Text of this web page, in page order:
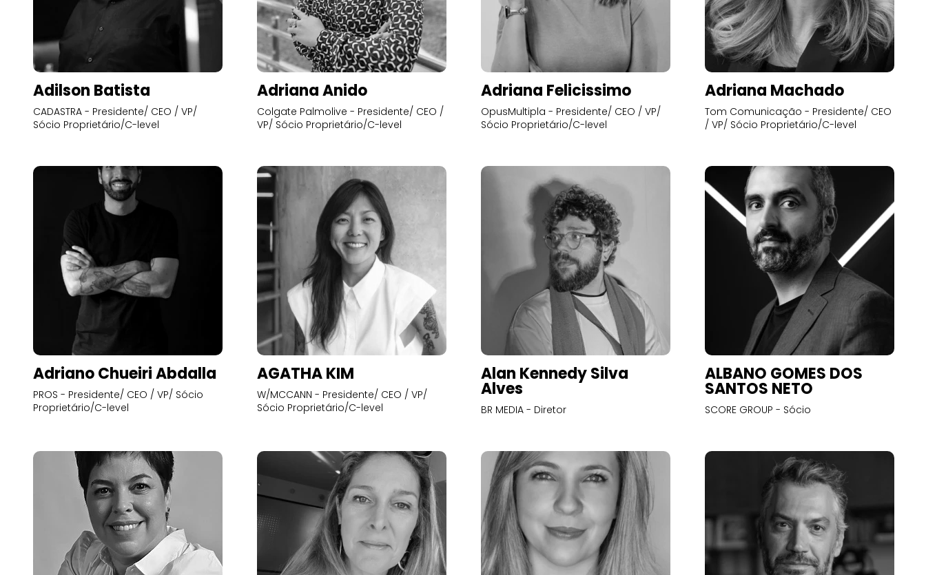
Adilson Batista
CADASTRA - Presidente/ CEO / VP/
Sócio Proprietário/C-level
Adriana Anido
Colgate Palmolive - Presidente/ CEO /
VP/ Sócio Proprietário/C-level
Adriana Felicissimo
OpusMultipla - Presidente/ CEO / VP/
Sócio Proprietário/C-level
Adriana Machado
Tom Comunicação - Presidente/ CEO
/ VP/ Sócio Proprietário/C-level
Adriano Chueiri Abdalla
PROS - Presidente/ CEO / VP/ Sócio
Proprietário/C-level
AGATHA KIM
W/MCCANN - Presidente/ CEO / VP/
Sócio Proprietário/C-level
Alan Kennedy Silva
Alves
BR MEDIA - Diretor
ALBANO GOMES DOS
SANTOS NETO
SCORE GROUP - Sócio